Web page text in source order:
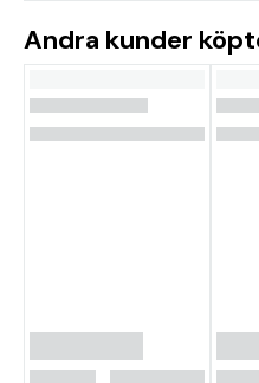
Andra kunder